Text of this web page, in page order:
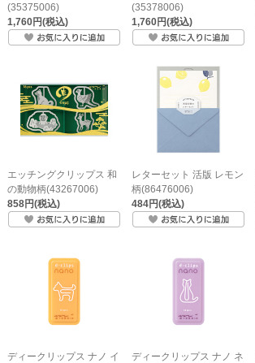
(35375006)
1,760円(税込)
(35378006)
1,760円(税込)
エッチングクリップス 和
の動物柄(43267006)
858円(税込)
レターセット 活版 レモン
柄(86476006)
484円(税込)
ディークリップス ナノ イ
ディークリップス ナノ ネ